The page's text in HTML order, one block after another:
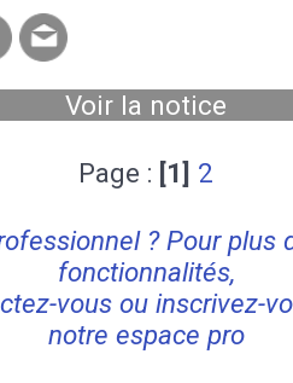
Voir la notice
Page : [1] 2
? Pour plus
fonctionnalités,
vous ou inscrivez-
notre espace pro